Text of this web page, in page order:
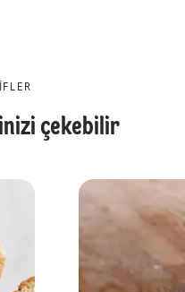
çekebilir